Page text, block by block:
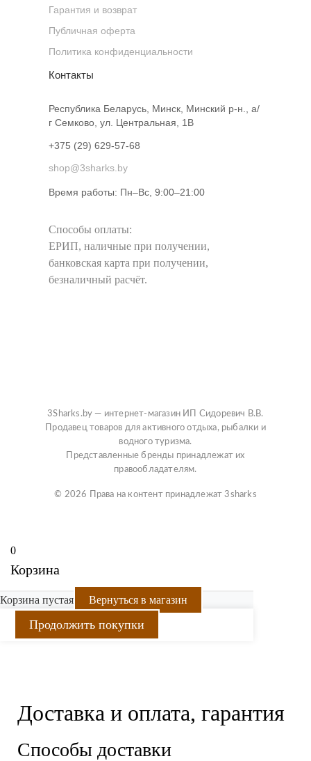
Гарантия и возврат
Публичная оферта
Политика конфиденциальности
Контакты
Республика Беларусь, Минск, Минский р-н., а/
г Семково, ул. Центральная, 1В
+375 (29) 629-57-68
shop@3sharks.by
Время работы: Пн–Вс, 9:00–21:00​
Способы оплаты:
ЕРИП, наличные при получении,
банковская карта при получении,
безналичный расчёт.
3Sharks.by — интернет-магазин ИП Сидоревич В.В.
Продавец товаров для активного отдыха, рыбалки и
водного туризма.
Представленные бренды принадлежат их
правообладателям.
© 2026 Права на контент принадлежат 3sharks
0
Корзина
Корзина пустая Вернуться в магазин
Продолжить покупки
Доставка и оплата, гарантия
Способы доставки